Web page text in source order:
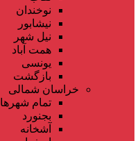
نوخندان
نیشابور
نیل شهر
همت آباد
یونسی
بازگشت
خراسان شمالی
تمام شهر‌ها
بجنورد
آشخانه